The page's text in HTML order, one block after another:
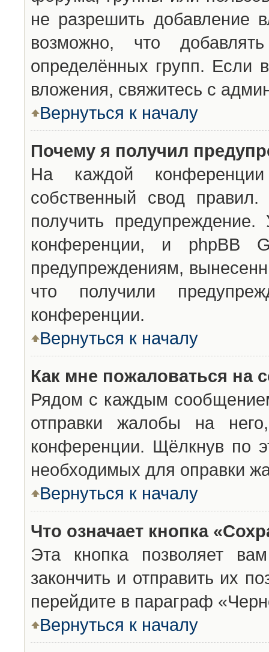
не разрешить добавление
возможно, что
определённых групп. Если
вложения, свяжитесь с
Вернуться к началу
Почему я получил
На каждой конференции
собственный свод
получить
конференции, и phpBB
предупреждениям,
что получили
конференции.
Вернуться к началу
Как мне пожаловаться на
Рядом с каждым
отправки жалобы на
конференции. Щёлкнув по
необходимых для оправки
Вернуться к началу
Что означает кнопка
Эта кнопка позволяет
закончить и отправить их
перейдите в параграф
Вернуться к началу